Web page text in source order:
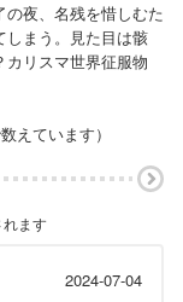
夜、名残を惜しむた
しまう。見た目は骸
リスマ世界征服物
えています）
ます
2024-07-04